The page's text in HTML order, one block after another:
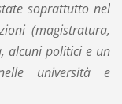
soprattutto nel
(magistratura,
alcuni politici e un
università e